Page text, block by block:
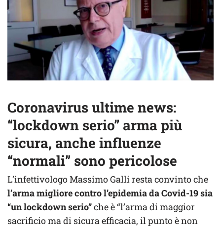
Coronavirus ultime news:
“lockdown serio” arma più
sicura, anche influenze
“normali” sono pericolose
L’infettivologo Massimo Galli resta convinto che
l’arma migliore contro l’epidemia da Covid-19 sia
“un lockdown serio”che è “l’arma di maggior
sacrificio ma di sicura efficacia, il punto è non